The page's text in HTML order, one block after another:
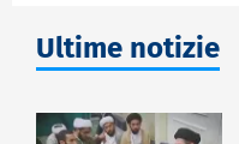
Ultime notizie